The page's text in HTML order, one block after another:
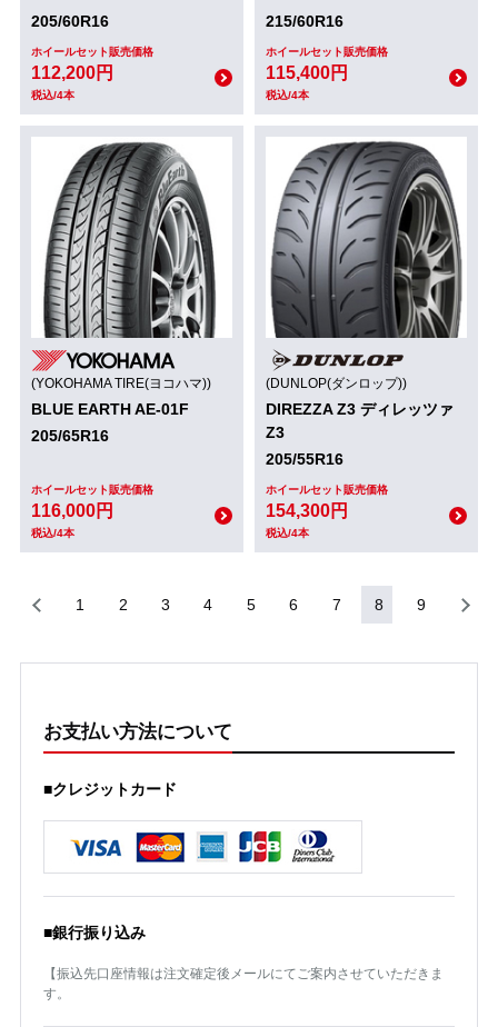
205/60R16
ホイールセット販売価格
112,200円
税込/4本
215/60R16
ホイールセット販売価格
115,400円
税込/4本
(YOKOHAMA TIRE(ヨコハマ))
BLUE EARTH AE-01F
205/65R16
ホイールセット販売価格
116,000円
税込/4本
(DUNLOP(ダンロップ))
DIREZZA Z3 ディレッツァ
Z3
205/55R16
ホイールセット販売価格
154,300円
税込/4本
1 2 3 4 5 6 7 8 9
お支払い方法について
■クレジットカード
■銀行振り込み
【振込先口座情報は注文確定後メールにてご案内させていただきま
す。